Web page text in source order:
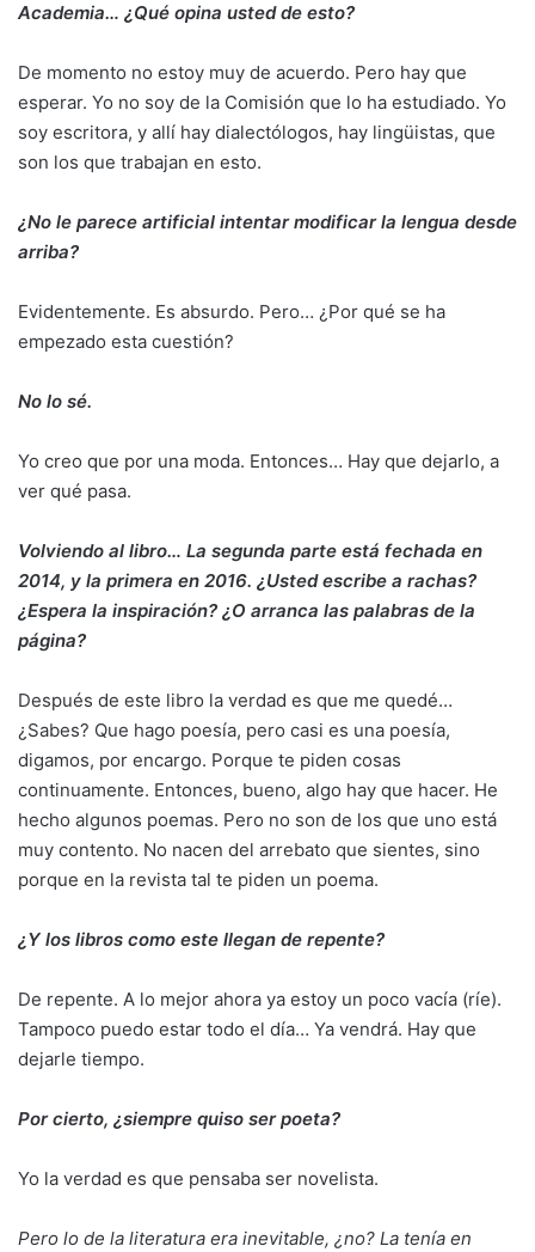
Academia… ¿Qué opina usted de esto?
De momento no estoy muy de acuerdo. Pero hay que
esperar. Yo no soy de la Comisión que lo ha estudiado. Yo
soy escritora, y allí hay dialectólogos, hay lingüistas, que
son los que trabajan en esto.
¿No le parece artificial intentar modificar la lengua desde
arriba?
Evidentemente. Es absurdo. Pero… ¿Por qué se ha
empezado esta cuestión?
No lo sé.
Yo creo que por una moda. Entonces… Hay que dejarlo, a
ver qué pasa.
Volviendo al libro… La segunda parte está fechada en
2014, y la primera en 2016. ¿Usted escribe a rachas?
¿Espera la inspiración? ¿O arranca las palabras de la
página?
Después de este libro la verdad es que me quedé…
¿Sabes? Que hago poesía, pero casi es una poesía,
digamos, por encargo. Porque te piden cosas
continuamente. Entonces, bueno, algo hay que hacer. He
hecho algunos poemas. Pero no son de los que uno está
muy contento. No nacen del arrebato que sientes, sino
porque en la revista tal te piden un poema.
¿Y los libros como este llegan de repente?
De repente. A lo mejor ahora ya estoy un poco vacía (ríe).
Tampoco puedo estar todo el día… Ya vendrá. Hay que
dejarle tiempo.
Por cierto, ¿siempre quiso ser poeta?
Yo la verdad es que pensaba ser novelista.
Pero lo de la literatura era inevitable, ¿no? La tenía en